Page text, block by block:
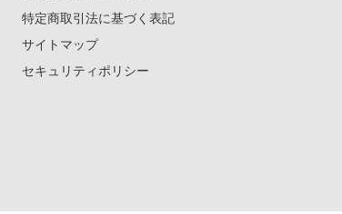
特定商取引法に基づく表記
サイトマップ
セキュリティポリシー